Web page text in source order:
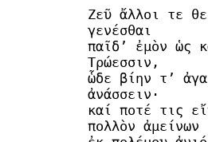
Ζεῦ ἄλλοι τε
γενέσθαι
παῖδ’ ἐμὸν ὡς
Τρώεσσιν,
ὧδε βίην τ’
ἀνάσσειν·
καί ποτέ τις
πολλὸν ἀμείνων